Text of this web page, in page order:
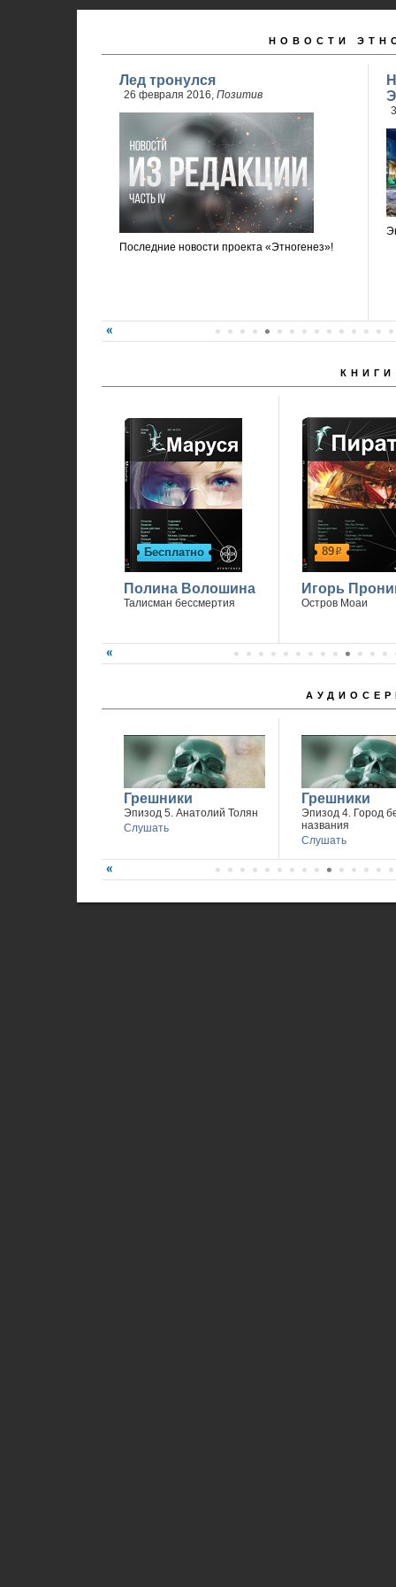
НОВОСТИ
Лед тронулся
26 февраля 2016, Позитив
Последние новости проекта «Этногенез»!
КНИГИ
Бесплатно
Полина Волошина
Талисман бессмертия
89р
Игорь
Остров Моаи
Грешники
Эпизод 5. Анатолий Толян
Слушать
Грешники
Эпизод 4. Город
названия
Слушать